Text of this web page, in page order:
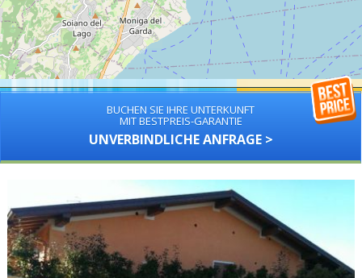
BUCHEN SIE IHRE UNTERKUNFT
MIT BESTPREIS-GARANTIE
UNVERBINDLICHE ANFRAGE >